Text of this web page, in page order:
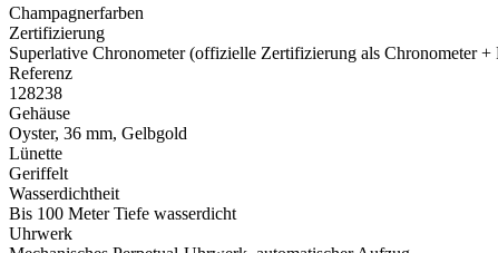
Champagnerfarben
Zertifizierung
Superlative Chronometer (offizielle Zertifizierung als Chronometer +
Referenz
128238
Gehäuse
Oyster, 36 mm, Gelbgold
Lünette
Geriffelt
Wasserdichtheit
Bis 100 Meter Tiefe wasserdicht
Uhrwerk